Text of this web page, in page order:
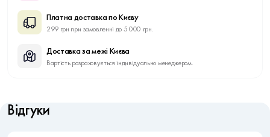
Платна доставка по Києву
299 грн при замовленні до 5 000 грн.
Доставка за межі Києва
Вартість розраховується індивідуально менеджером.
Відгуки